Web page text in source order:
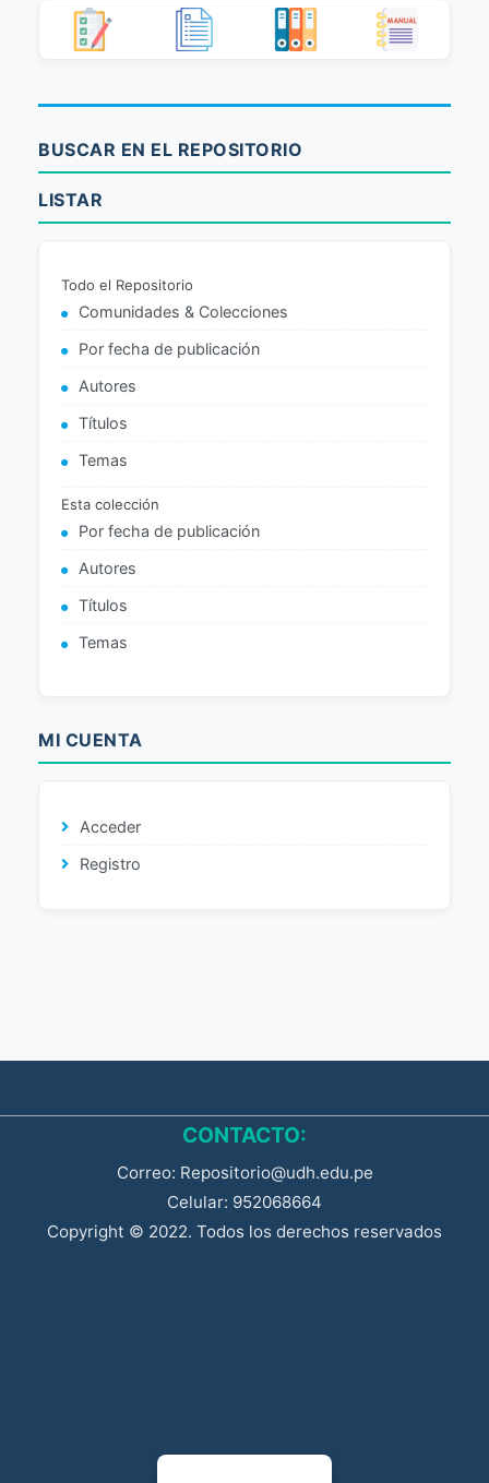
BUSCAR EN EL REPOSITORIO
LISTAR
Todo el Repositorio
Comunidades & Colecciones
Por fecha de publicación
Autores
Títulos
Temas
Esta colección
Por fecha de publicación
Autores
Títulos
Temas
MI CUENTA
Acceder
Registro
CONTACTO:
Correo: Repositorio@udh.edu.pe
Celular: 952068664
Copyright © 2022. Todos los derechos reservados